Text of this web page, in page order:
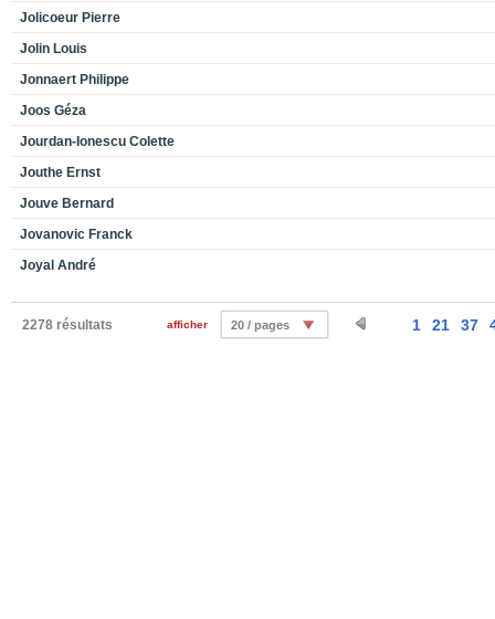
Jolicoeur Pierre
Jolin Louis
Jonnaert Philippe
Joos Géza
Jourdan-Ionescu Colette
Jouthe Ernst
Jouve Bernard
Jovanovic Franck
Joyal André
2278 résultats 1 21 37
afficher 20 / pages